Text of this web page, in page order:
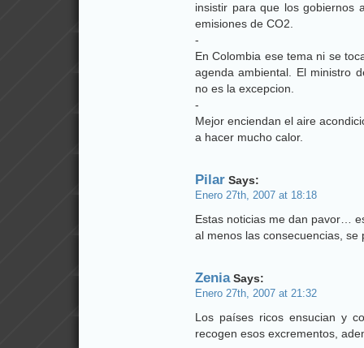
insistir para que los gobiernos
emisiones de CO2.
-
En Colombia ese tema ni se
agenda ambiental. El ministro
no es la excepcion.
-
Mejor enciendan el aire
a hacer mucho calor.
Pilar Says:
Enero 27th, 2007 at 18:18
Estas noticias me dan pavor…
al menos las consecuencias,
ZeniaSays:
Enero 27th, 2007 at 21:32
Los países ricos ensucian y
recogen esos excrementos,